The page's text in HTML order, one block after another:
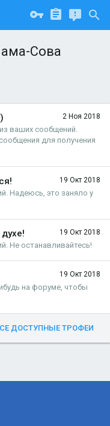
Сова
2 Ноя 2018
ваших сообщений.
для получения
19 Окт 2018
Надеюсь, это заняло у
19 Окт 2018
Не останавливайтесь!
19 Окт 2018
на форуме, чтобы
ДОСТУПНЫЕ ТРОФЕИ